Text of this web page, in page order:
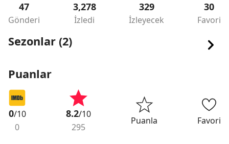
47
Gönderi
3,278
İzledi
329
İzleyecek
30
Favori
Sezonlar (2)
Puanlar
0/10
0
8.2/10
295
Puanla Favori